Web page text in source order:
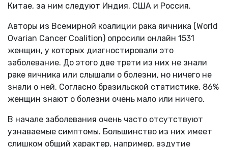
Китае, за ним следуют Индия. США и Россия.
Авторы из Всемирной коалиции рака яичника (World
Ovarian Cancer Coalition) опросили онлайн 1531
женщин, у которых диагностировали это
заболевание. До этого две трети из них не знали
раке яичника или слышали о болезни, но ничего не
знали о ней. Согласно бразильской статистике, 86%
женщин знают о болезни очень мало или ничего.
В начале заболевания очень часто отсутствуют
узнаваемые симптомы. Большинство из них имеет
слишком общий характер, например, вздутие